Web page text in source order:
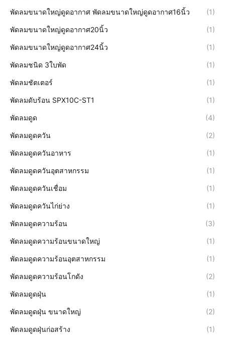
พัดลมขนาดใหญ่ดูดอากาศ พัดลมขนาดใหญ่ดูดอากาศ16นิ้ว (1)
พัดลมขนาดใหญ่ดูดอากาศ20นิ้ว (1)
พัดลมขนาดใหญ่ดูดอากาศ24นิ้ว (1)
พัดลมชนิด 3ใบพัด (1)
พัดลมชัตเตอร์ (1)
พัดลมดับร้อน SPX10C-ST1 (1)
พัดลมดูด (4)
พัดลมดูดควัน (2)
พัดลมดูดควันอาหาร (1)
พัดลมดูดควันอุตสาหกรรม (1)
พัดลมดูดควันเชื่อม (1)
พัดลมดูดควันไก่ย่าง (1)
พัดลมดูดความร้อน (3)
พัดลมดูดความร้อนขนาดใหญ่ (1)
พัดลมดูดความร้อนอุตสาหกรรม (1)
พัดลมดูดความร้อนโกดัง (2)
พัดลมดูดฝุ่น (1)
พัดลมดูดฝุ่น ขนาดใหญ่ (2)
พัดลมดูดฝุ่นก่อสร้าง (1)